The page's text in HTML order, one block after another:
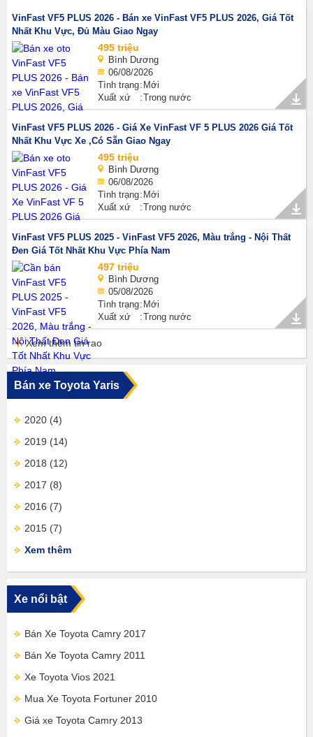
VinFast VF5 PLUS 2026 - Bán xe VinFast VF5 PLUS 2026, Giá Tốt
Nhất Khu Vực, Đủ Màu Giao Ngay
495 triệu
Bình Dương
06/08/2026
Tình trạng Mới
Xuất xứ
Trong nước
VinFast VF5 PLUS 2026 - Giá Xe VinFast VF 5 PLUS 2026 Giá Tốt
Nhất Khu Vực Xe ,Có Sẵn Giao Ngay
495 triệu
Bình Dương
06/08/2026
Tình trạng Mới
Xuất xứ
Trong nước
VinFast VF5 PLUS 2025 - VinFast VF5 2026, Màu trắng - Nội Thất
Đen Giá Tốt Nhất Khu Vực Phía Nam
497 triệu
Bình Dương
05/08/2026
Tình trạng Mới
Xuất xứ
Trong nước
Xem thêm tin rao
Bán xe Toyota Yaris
2020 (4)
2019 (14)
2018 (12)
2017 (8)
2016 (7)
2015 (7)
Xem thêm
Xe nổi bật
Bán Xe Toyota Camry 2017
Bán Xe Toyota Camry 2011
Xe Toyota Vios 2021
Mua Xe Toyota Fortuner 2010
Giá xe Toyota Camry 2013